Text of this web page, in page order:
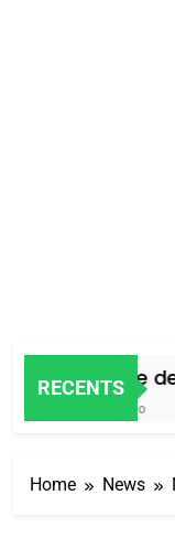
RECENTS
Histoire des
Home News